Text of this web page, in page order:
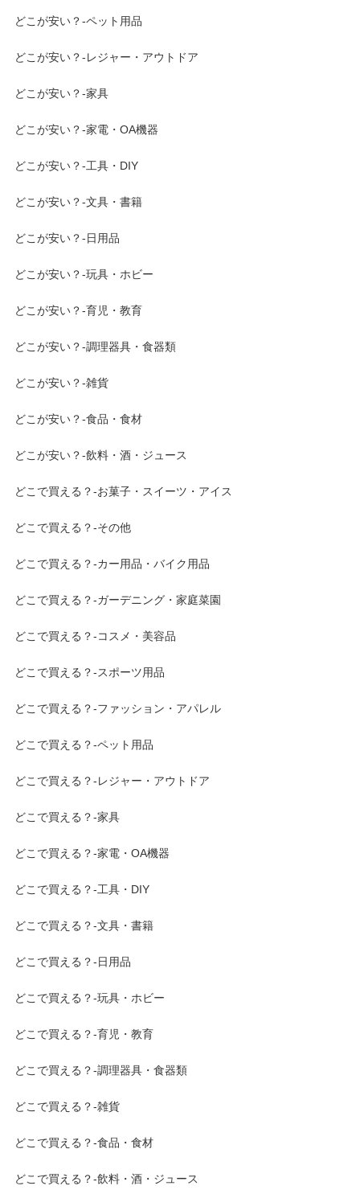
どこが安い？-ペット用品
どこが安い？-レジャー・アウトドア
どこが安い？-家具
どこが安い？-家電・OA機器
どこが安い？-工具・DIY
どこが安い？-文具・書籍
どこが安い？-日用品
どこが安い？-玩具・ホビー
どこが安い？-育児・教育
どこが安い？-調理器具・食器類
どこが安い？-雑貨
どこが安い？-食品・食材
どこが安い？-飲料・酒・ジュース
どこで買える？-お菓子・スイーツ・アイス
どこで買える？-その他
どこで買える？-カー用品・バイク用品
どこで買える？-ガーデニング・家庭菜園
どこで買える？-コスメ・美容品
どこで買える？-スポーツ用品
どこで買える？-ファッション・アパレル
どこで買える？-ペット用品
どこで買える？-レジャー・アウトドア
どこで買える？-家具
どこで買える？-家電・OA機器
どこで買える？-工具・DIY
どこで買える？-文具・書籍
どこで買える？-日用品
どこで買える？-玩具・ホビー
どこで買える？-育児・教育
どこで買える？-調理器具・食器類
どこで買える？-雑貨
どこで買える？-食品・食材
どこで買える？-飲料・酒・ジュース